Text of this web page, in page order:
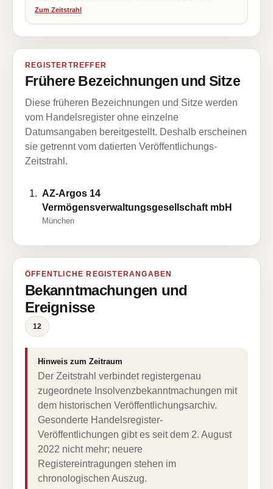
Zum Zeitstrahl
REGISTERTREFFER
Frühere Bezeichnungen und Sitze
Diese früheren Bezeichnungen und Sitze werden
vom Handelsregister ohne einzelne
Datumsangaben bereitgestellt. Deshalb erscheinen
sie getrennt vom datierten Veröffentlichungs-
Zeitstrahl.
AZ-Argos 14
Vermögensverwaltungsgesellschaft mbH
München
ÖFFENTLICHE REGISTERANGABEN
Bekanntmachungen und
Ereignisse
12
Hinweis zum Zeitraum
Der Zeitstrahl verbindet registergenau
zugeordnete Insolvenzbekanntmachungen mit
dem historischen Veröffentlichungsarchiv.
Gesonderte Handelsregister-
Veröffentlichungen gibt es seit dem 2. August
2022 nicht mehr; neuere
Registereintragungen stehen im
chronologischen Auszug.